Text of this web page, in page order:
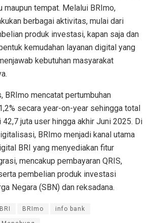
maupun tempat. Melalui BRImo,
berbagai aktivitas, mulai dari
produk investasi, kapan saja dan
kemudahan layanan digital yang
kebutuhan masyarakat
.
BRImo mencatat pertumbuhan
secara year-on-year sehingga total
42,7 juta user hingga akhir Juni 2025. Di
, BRImo menjadi kanal utama
BRI yang menyediakan fitur
, mencakup pembayaran QRIS,
pembelian produk investasi
Negara (SBN) dan reksadana.
BRImo info bank